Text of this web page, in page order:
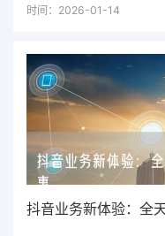
时间：2026-01-14